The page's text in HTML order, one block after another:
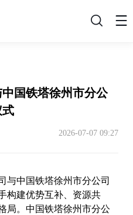
搜
国铁塔徐州市分公
式
2026-07-07 09:27
与中国铁塔徐州市分公司
构建优势互补、资源共
局。中国铁塔徐州市分公